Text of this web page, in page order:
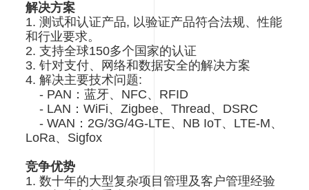
解决方案
1. 测试和认证产品, 以验证产品符合法规、性能
和行业要求。
2. 支持全球150多个国家的认证
3. 针对支付、网络和数据安全的解决方案
4. 解决主要技术问题:
- PAN：蓝牙、NFC、RFID
- LAN：WiFi、Zigbee、Thread、DSRC
- WAN：2G/3G/4G-LTE、NB IoT、LTE-M、
LoRa、Sigfox
​​​​​​​竞争优势
1. 数十年的大型复杂项目管理及客户管理经验